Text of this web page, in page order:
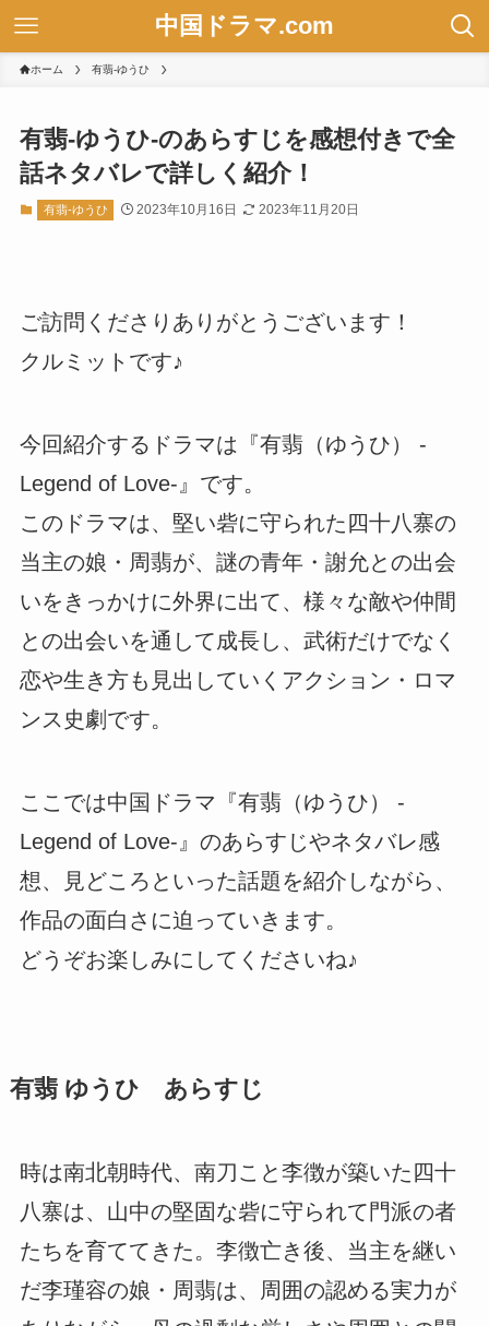
中国ドラマ.com
ホーム 有翡-ゆうひ
有翡-ゆうひ-のあらすじを感想付きで全
話ネタバレで詳しく紹介！
有翡-ゆうひ 2023年10月16日 2023年11月20日
ご訪問くださりありがとうございます！
クルミットです♪
今回紹介するドラマは『有翡（ゆうひ） -
Legend of Love-』です。
このドラマは、堅い砦に守られた四十八寨の
当主の娘・周翡が、謎の青年・謝允との出会
いをきっかけに外界に出て、様々な敵や仲間
との出会いを通して成長し、武術だけでなく
恋や生き方も見出していくアクション・ロマ
ンス史劇です。
ここでは中国ドラマ『有翡（ゆうひ） -
Legend of Love-』のあらすじやネタバレ感
想、見どころといった話題を紹介しながら、
作品の面白さに迫っていきます。
どうぞお楽しみにしてくださいね♪
有翡 ゆうひ あらすじ
時は南北朝時代、南刀こと李徴が築いた四十
八寨は、山中の堅固な砦に守られて門派の者
たちを育ててきた。李徴亡き後、当主を継い
だ李瑾容の娘・周翡は、周囲の認める実力が